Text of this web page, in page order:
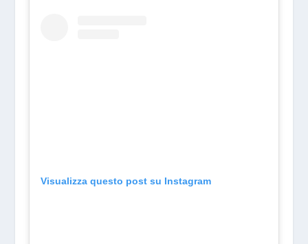
Visualizza questo post su Instagram